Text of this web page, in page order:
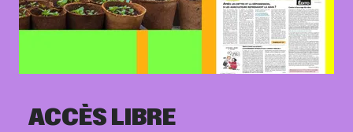
Informations
ACCÈS LIBRE